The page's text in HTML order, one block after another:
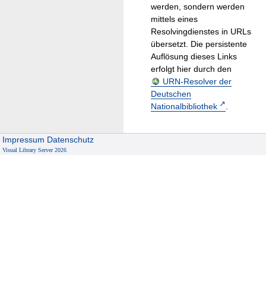
werden, sondern werden
mittels eines
Resolvingdienstes in URLs
übersetzt. Die persistente
Auflösung dieses Links
erfolgt hier durch den
URN-Resolver der
Deutschen
Nationalbibliothek
.
Impressum Datenschutz
Visual Library Server 2026